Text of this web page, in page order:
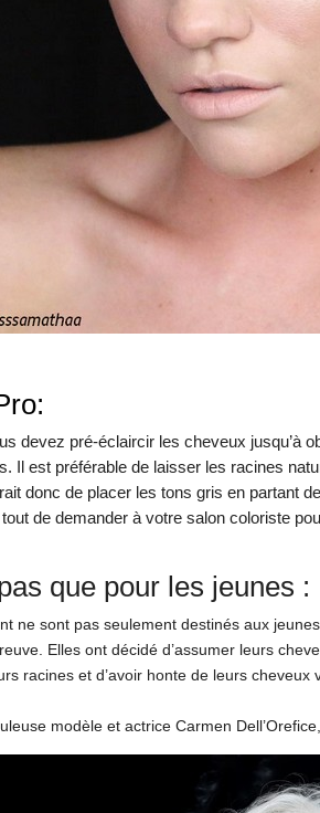
devez pré-éclaircir les cheveux jusqu’à
Il est préférable de laisser les racines
donc de placer les tons gris en partant
de demander à votre salon coloriste
que pour les jeunes :
ne sont pas seulement destinés aux
Elles ont décidé d’assumer leurs
racines et d’avoir honte de leurs
modèle et actrice Carmen